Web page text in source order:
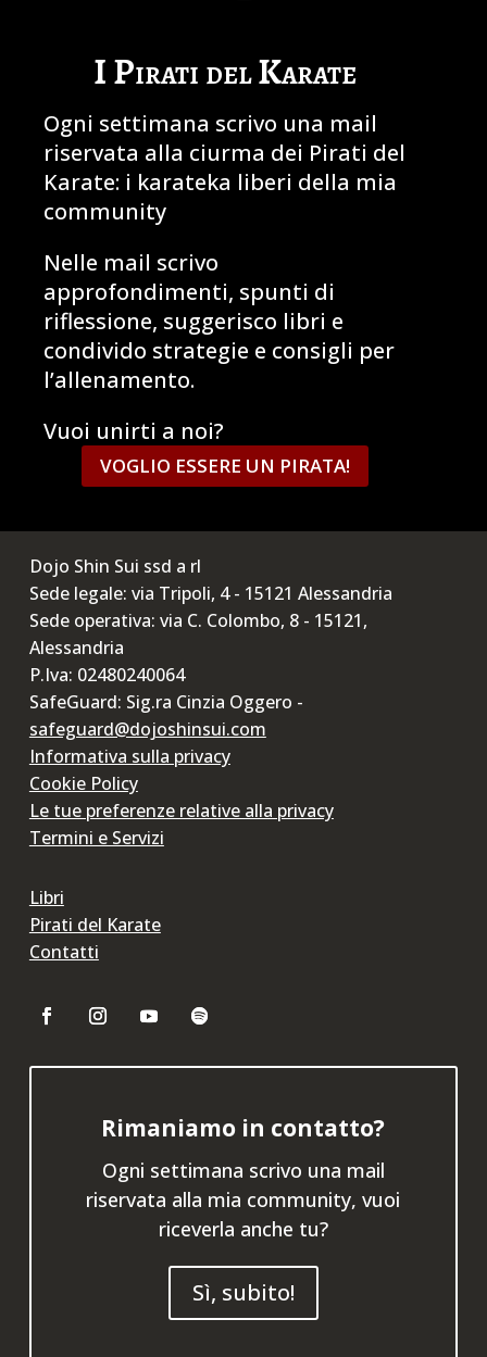
I Pirati del Karate
Ogni settimana scrivo una mail
riservata alla ciurma dei Pirati del
Karate: i karateka liberi della mia
community
Nelle mail scrivo
approfondimenti, spunti di
riflessione, suggerisco libri e
condivido strategie e consigli per
l’allenamento.
Vuoi unirti a noi?
VOGLIO ESSERE UN PIRATA!
Dojo Shin Sui ssd a rl
Sede legale: via Tripoli, 4 - 15121 Alessandria
Sede operativa: via C. Colombo, 8 - 15121,
Alessandria
P.Iva: 02480240064
SafeGuard: Sig.ra Cinzia Oggero -
safeguard@dojoshinsui.com
Informativa sulla privacy
Cookie Policy
Le tue preferenze relative alla privacy
Termini e Servizi
Libri
Pirati del Karate
Contatti
Rimaniamo in contatto?
Ogni settimana scrivo una mail
riservata alla mia community, vuoi
riceverla anche tu?
Sì, subito!